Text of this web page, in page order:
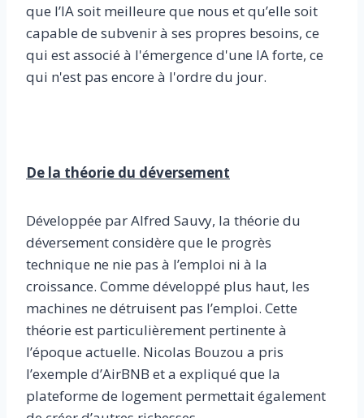
que l’IA soit meilleure que nous et qu’elle soit
capable de subvenir à ses propres besoins, ce
qui est associé à l'émergence d'une IA forte, ce
qui n'est pas encore à l'ordre du jour.
De la théorie du déversement
Développée par Alfred Sauvy, la théorie du
déversement considère que le progrès
technique ne nie pas à l’emploi ni à la
croissance. Comme développé plus haut, les
machines ne détruisent pas l’emploi. Cette
théorie est particulièrement pertinente à
l’époque actuelle. Nicolas Bouzou a pris
l’exemple d’AirBNB et a expliqué que la
plateforme de logement permettait également